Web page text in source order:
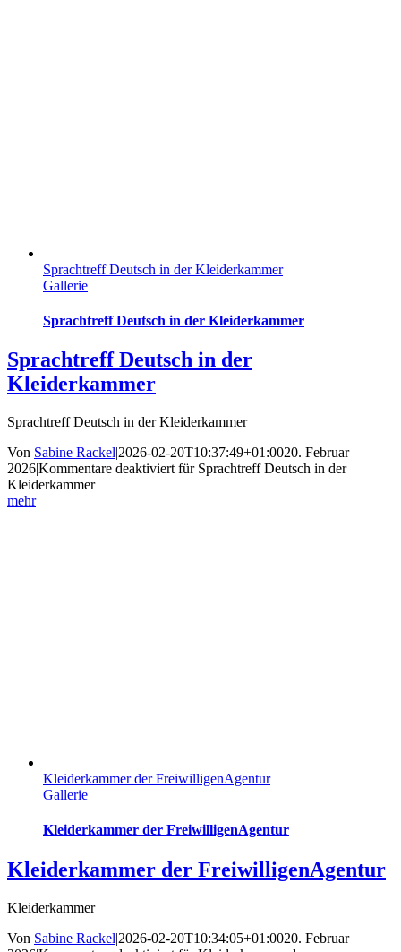
Sprachtreff Deutsch in der Kleiderkammer
Gallerie
Sprachtreff Deutsch in der Kleiderkammer
Sprachtreff Deutsch in der
Kleiderkammer
Sprachtreff Deutsch in der Kleiderkammer
Von Sabine Rackel|2026-02-20T10:37:49+01:0020. Februar
2026|Kommentare deaktiviert für Sprachtreff Deutsch in der
Kleiderkammer
mehr
Kleiderkammer der FreiwilligenAgentur
Gallerie
Kleiderkammer der FreiwilligenAgentur
Kleiderkammer der FreiwilligenAgentur
Kleiderkammer
Von Sabine Rackel|2026-02-20T10:34:05+01:0020. Februar